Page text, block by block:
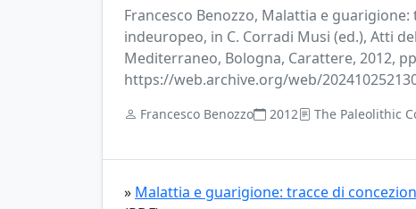
Francesco Benozzo, Malattia e
indeuropeo, in C. Corradi Musi (ed.), Atti
Mediterraneo, Bologna, Carattere, 2012,
https://web.archive.org/web/
Francesco Benozzo 2012 The Paleolithic
» Malattia e guarigione: tracce di